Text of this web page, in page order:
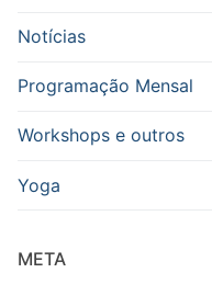
Notícias
Programação Mensal
Workshops e outros
Yoga
META